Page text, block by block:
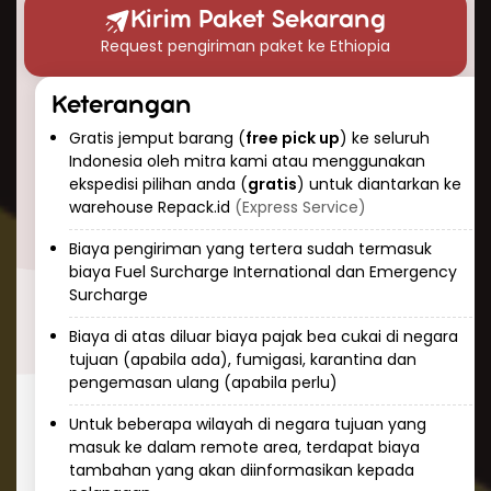
waktu pengiriman paket ke Ethiopia?” Berikut
perkiraan waktu pengiriman udara yang dapat
Anda harapkan:
Pengiriman ekspres: 3-5 hari kerja
Pengiriman standar: 5-7 hari kerja
Keunggulan pengiriman udara adalah
konsistensi dan prediktabilitas. Tim Repack.id
selalu memantau paket Anda selama
perjalanan dan memberikan informasi
pelacakan real-time sehingga Anda dapat
mengetahui status pengiriman kapan saja.
Cara Kirim Dokumen ke Ethiopia
dengan Aman
Mengirim dokumen penting ke Ethiopia
membutuhkan penanganan khusus dan
keamanan tinggi. Repack.id menawarkan
layanan khusus untuk pengiriman dokumen ke
Kirim Paket Sekarang
Request pengiriman paket ke Ethiopia
Keterangan
Gratis jemput barang (free pick up) ke seluruh
Indonesia oleh mitra kami atau menggunakan
ekspedisi pilihan anda (gratis) untuk diantarkan ke
warehouse Repack.id (Express Service)
Biaya pengiriman yang tertera sudah termasuk
biaya Fuel Surcharge International dan Emergency
Surcharge
Biaya di atas diluar biaya pajak bea cukai di negara
tujuan (apabila ada), fumigasi, karantina dan
pengemasan ulang (apabila perlu)
Untuk beberapa wilayah di negara tujuan yang
masuk ke dalam remote area, terdapat biaya
tambahan yang akan diinformasikan kepada